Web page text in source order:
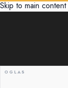
Skip to main content